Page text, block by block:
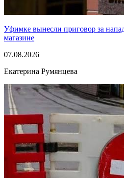
Уфимке вынесли приговор за
магазине
07.08.2026
Екатерина Румянцева